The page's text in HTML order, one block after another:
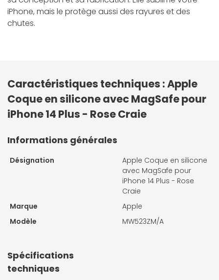
iPhone, mais le protège aussi des rayures et des
chutes.
Caractéristiques techniques : Apple
Coque en silicone avec MagSafe pour
iPhone 14 Plus - Rose Craie
Informations générales
Désignation
Apple Coque en silicone
avec MagSafe pour
iPhone 14 Plus - Rose
Craie
Marque
Apple
Modèle
MW523ZM/A
Spécifications
techniques